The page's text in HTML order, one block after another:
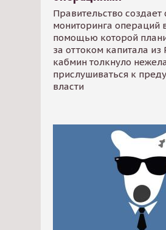
Правительство создает
мониторинга операций
помощью которой
за оттоком капитала из
кабмин толкнуло
прислушиваться к
власти